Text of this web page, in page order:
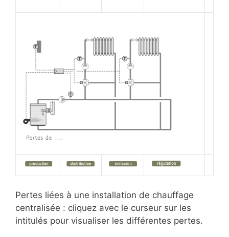
Pertes liées à une installation de chauffage
centralisée : cliquez avec le curseur sur les
intitulés pour visualiser les différentes pertes.